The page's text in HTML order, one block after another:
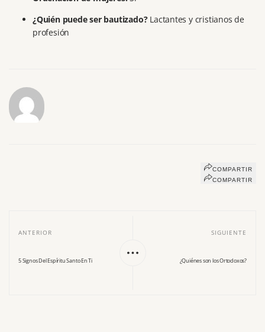
¿Quién puede ser bautizado? Lactantes y cristianos de
profesión
COMPARTIR
COMPARTIR
ANTERIOR
5 Signos Del Espíritu Santo En Ti
SIGUIENTE
¿Quiénes son los Ortodoxos?